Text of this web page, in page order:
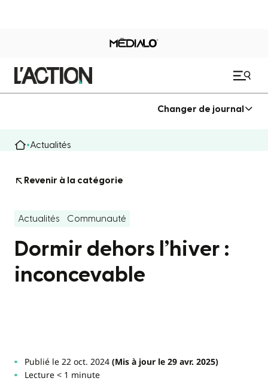
Changer de journal
Actualités
Revenir à la catégorie
Actualités Communauté
Dormir dehors l’hiver :
inconcevable
Publié le 22 oct. 2024(Mis à jour le 29 avr. 2025)
Lecture < 1 minute